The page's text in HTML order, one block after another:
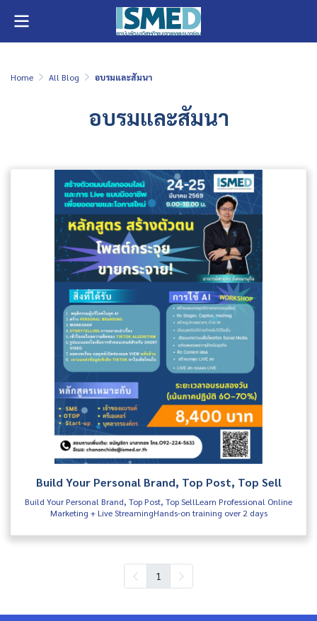
Home All Blog อบรมและสัมนา
อบรมและสัมนา
Build Your Personal Brand, Top Post, Top Sell
Build Your Personal Brand, Top Post, Top SellLearn Professional Online
Marketing + Live StreamingHands-on training over 2 days
1